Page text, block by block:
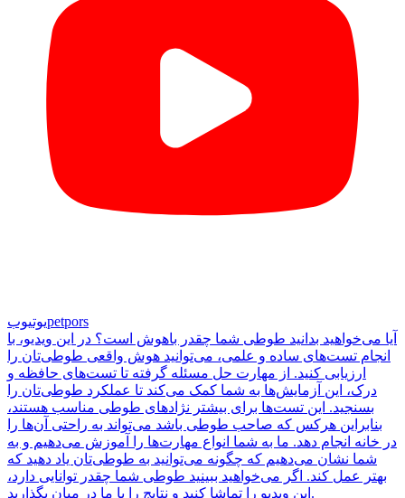
یوتیوبpetpors
آیا می‌خواهید بدانید طوطی شما چقدر باهوش است؟ در این ویدیو، با
انجام تست‌های ساده و علمی، می‌توانید هوش واقعی طوطی‌تان را
ارزیابی کنید. از مهارت حل مسئله گرفته تا تست‌های حافظه و
درک، این آزمایش‌ها به شما کمک می‌کند تا عملکرد طوطی‌تان را
بسنجید. این تست‌ها برای بیشتر نژادهای طوطی مناسب هستند،
بنابراین هرکس که صاحب طوطی باشد می‌تواند به راحتی آن‌ها را
در خانه انجام دهد. ما به شما انواع مهارت‌ها را آموزش می‌دهیم و به
شما نشان می‌دهیم که چگونه می‌توانید به طوطی‌تان یاد دهید که
بهتر عمل کند. اگر می‌خواهید ببینید طوطی شما چقدر توانایی دارد،
این ویدیو را تماشا کنید و نتایج را با ما در میان بگذارید.